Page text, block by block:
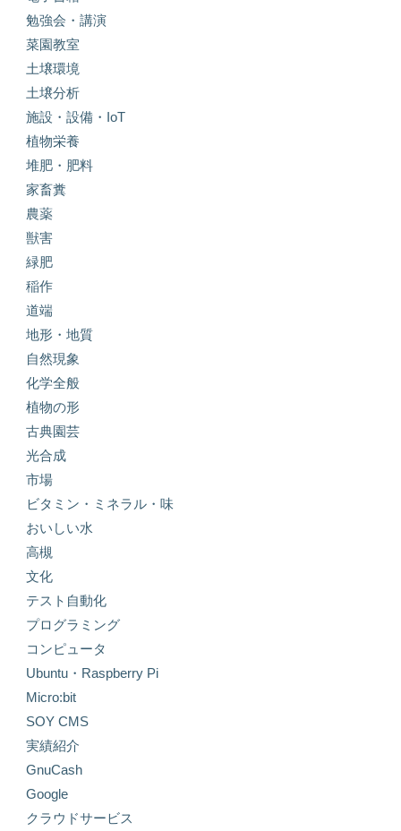
勉強会・講演
菜園教室
土壌環境
土壌分析
施設・設備・IoT
植物栄養
堆肥・肥料
家畜糞
農薬
獣害
緑肥
稲作
道端
地形・地質
自然現象
化学全般
植物の形
古典園芸
光合成
市場
ビタミン・ミネラル・味
おいしい水
高槻
文化
テスト自動化
プログラミング
コンピュータ
Ubuntu・Raspberry Pi
Micro:bit
SOY CMS
実績紹介
GnuCash
Google
クラウドサービス